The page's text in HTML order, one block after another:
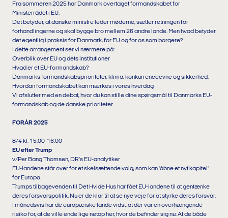
Fra sommeren 2025 har Danmark overtaget formandskabet for
Ministerrådet i EU.
Det betyder, at danske ministre leder møderne, sætter retningen for
forhandlingerne og skal bygge bro mellem 26 andre lande. Men hvad betyder
det egentlig i praksis for Danmark, for EU og for os som borgere?
I dette arrangement ser vi nærmere på:
Overblik over EU og dets institutioner
Hvad er et EU-formandskab?
Danmarks formandskabsprioriteter, klima, konkurrenceevne og sikkerhed.
Hvordan formandskabet kan mærkes i vores hverdag
Vi afslutter med en debat, hvor du kan stille dine spørgsmål til Danmarks EU-
formandskab og de danske prioriteter.
FORÅR 2025
8/4 kl. 15.00-16.00
EU efter Trump
v/Per Bang Thomsen, DR's EU-analytiker
EU-landene står over for et skelsættende valg, som kan 'åbne et nyt kapitel'
for Europa.
Trumps tilbagevenden til Det Hvide Hus har fået EU-landene til at gentænke
deres forsvarspolitik. Nu er de klar til at se nye veje for at styrke deres forsvar.
I månedsvis har de europæiske lande vidst, at der var en overhængende
risiko for, at de ville ende lige netop her, hvor de befinder sig nu: At de både